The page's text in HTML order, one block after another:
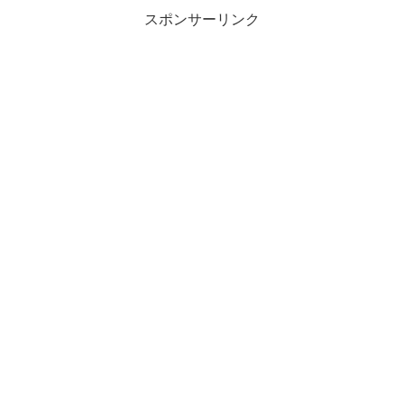
スポンサーリンク